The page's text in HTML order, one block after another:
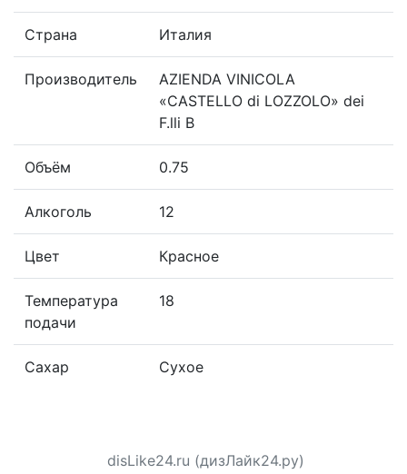
Страна Италия
Производитель
AZIENDA VINICOLA
«CASTELLO di LOZZOLO» dei
F.lli B
Объём 0.75
Алкоголь 12
Цвет Красное
Температура
подачи
18
Сахар Сухое
disLike24.ru (дизЛайк24.ру)